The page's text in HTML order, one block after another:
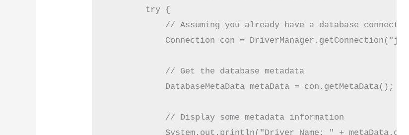
        try {
// Assuming you already have a database
Connection con =
            // Get the database metadata
            DatabaseMetaData metaData = con.getMetaData();
            // Display some metadata information
System.out.println("Driver Name: " +